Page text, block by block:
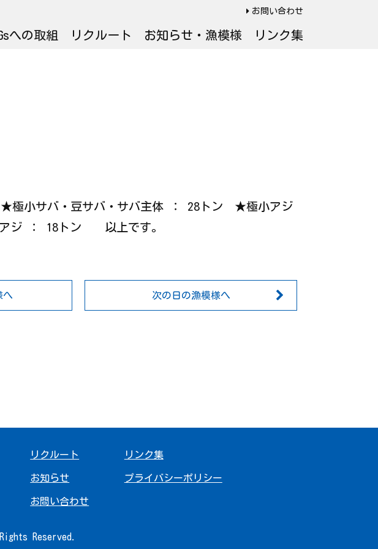
お問い合わせ
への取組 リクルート お知らせ・漁模様 リンク集
小サバ・豆サバ・サバ主体 ： 28トン ★極小アジ
ジ ： 18トン 以上です。
へ 次の日の漁模様へ
リクルート
お知らせ
お問い合わせ
リンク集
プライバシーポリシー
Reserved.